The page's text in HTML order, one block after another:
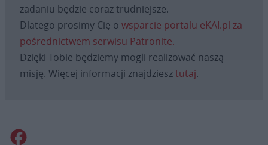
zadaniu będzie coraz trudniejsze.
Dlatego prosimy Cię o wsparcie portalu eKAI.pl za
pośrednictwem serwisu Patronite.
Dzięki Tobie będziemy mogli realizować naszą
misję. Więcej informacji znajdziesztutaj.